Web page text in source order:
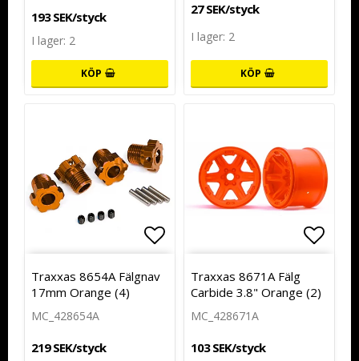
193 SEK/styck
I lager: 2
KÖP
27 SEK/styck
I lager: 2
KÖP
Lägg till i favoritlistan
Traxxas 8654A Fälgnav
17mm Orange (4)
MC_428654A
219 SEK/styck
Traxxas 8671A Fälg
Carbide 3.8" Orange (2)
MC_428671A
103 SEK/styck